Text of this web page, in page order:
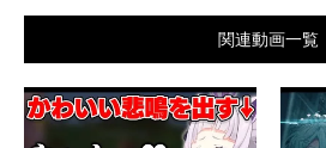
関連動画一覧